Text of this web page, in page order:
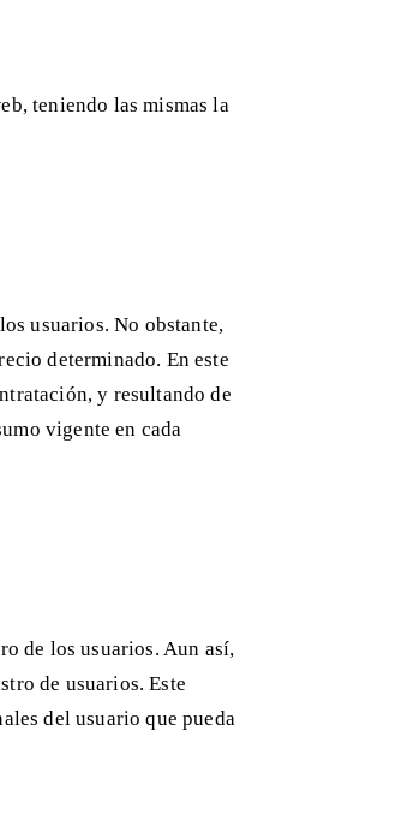
teniendo las mismas la
usuarios. No obstante,
determinado. En este
y resultando de
vigente en cada
de los usuarios. Aun así,
de usuarios. Este
del usuario que pueda